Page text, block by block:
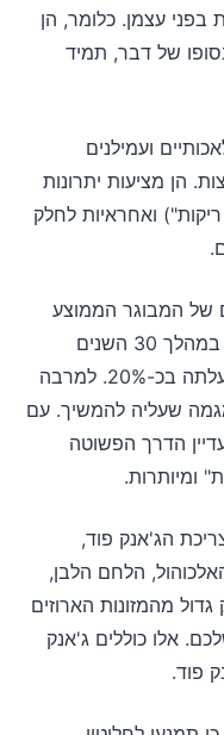
בפני עצמן. כלומר, הן
של דבר, תמיד
ועמילנים
הן מציעות יתרונות
ריקות") ואחראיות לחלק
של המבוגר הממוצע
בעולם המערבי עלתה ביותר מ-30% במהלך 30 השנים
האחרונות, כאשר צריכתם של ילדים עלתה בכ-20%. למרבה
שעליה להמשיך. עם
הדרך הפשוטה
ומיותרות.
הג'אנק פוד,
הלחם הלבן,
גדול מהמזונות הארוזים
אלו כוללים ג'אנק
פוד.